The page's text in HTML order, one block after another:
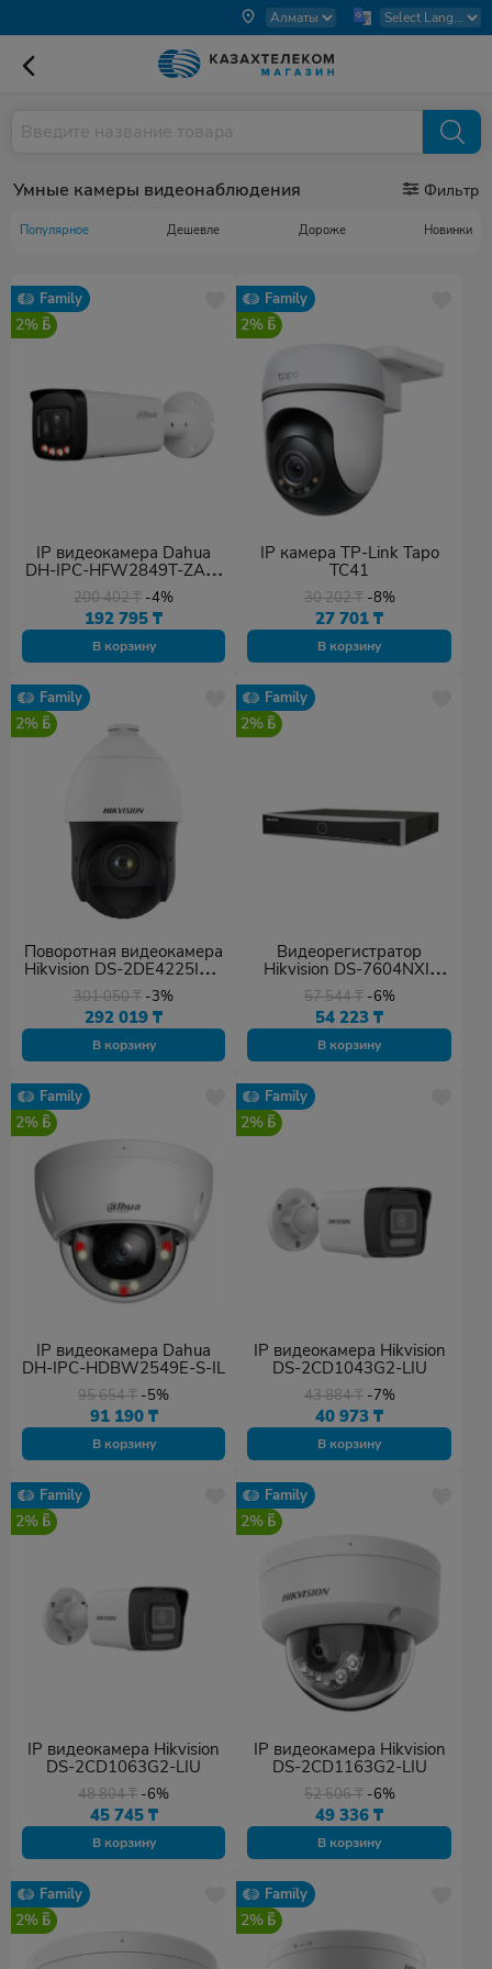
Умные камеры видеонаблюдения Фильтр
Популярное Дешевле Дороже Новинки
Family
2%
IP видеокамера Dahua
DH-IPC-HFW2849T-ZAS-
IL
200 402₸ -4%
192 795₸
В корзину
Family
2%
IP камера TP-Link Tapo
TC41
30 202₸ -8%
27 701₸
В корзину
Family
2%
Поворотная видеокамера
Hikvision DS-2DE4225IW-
DE(T5)
301 050₸ -3%
292 019₸
В корзину
Family
2%
Видеорегистратор
Hikvision DS-7604NXI-
K1(D)
57 544₸ -6%
54 223₸
В корзину
Family
2%
IP видеокамера Dahua
DH-IPC-HDBW2549E-S-IL
95 654₸ -5%
91 190 ₸
В корзину
Family
2%
IP видеокамера Hikvision
DS-2CD1043G2-LIU
43 884₸ -7%
40 973₸
В корзину
Family
2%
IP видеокамера Hikvision
DS-2CD1063G2-LIU
48 804₸ -6%
45 745 ₸
В корзину
Family
2%
IP видеокамера Hikvision
DS-2CD1163G2-LIU
52 506₸ -6%
49 336₸
В корзину
Family
2%
Family
2%